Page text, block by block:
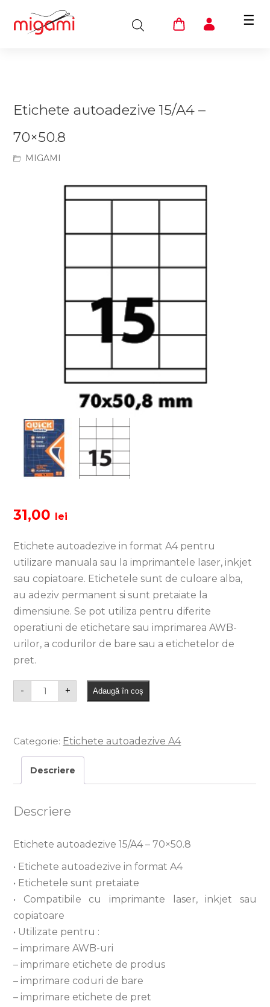
☰
Etichete autoadezive 15/A4 –
70×50.8
MIGAMI
31,00 lei
Etichete autoadezive in format A4 pentru
utilizare manuala sau la imprimantele laser, inkjet
sau copiatoare. Etichetele sunt de culoare alba,
au adeziv permanent si sunt pretaiate la
dimensiune. Se pot utiliza pentru diferite
operatiuni de etichetare sau imprimarea AWB-
urilor, a codurilor de bare sau a etichetelor de
pret.
- + Adaugă în coș
Categorie: Etichete autoadezive A4
Descriere
Descriere
Etichete autoadezive 15/A4 – 70×50.8
• Etichete autoadezive in format A4
• Etichetele sunt pretaiate
• Compatibile cu imprimante laser, inkjet sau
copiatoare
• Utilizate pentru :
– imprimare AWB-uri
– imprimare etichete de produs
– imprimare coduri de bare
– imprimare etichete de pret